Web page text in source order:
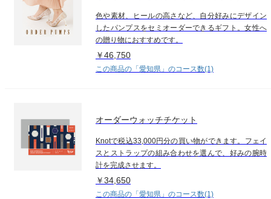
色や素材、ヒールの高さなど、自分好みにデザイン
したパンプスをセミオーダーできるギフト。女性へ
の贈り物におすすめです。
￥46,750
この商品の「愛知県」のコース数(1)
オーダーウォッチチケット
Knotで税込33,000円分の買い物ができます。フェイ
スとストラップの組み合わせを選んで、好みの腕時
計を完成させます。
￥34,650
この商品の「愛知県」のコース数(1)